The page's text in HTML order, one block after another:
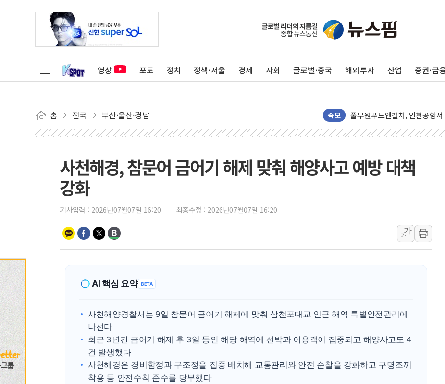
영상 포토 정치 정책·서울 경제 사회 글로벌·중국 해외투자 산업 증권·금
홈 전국 부산·울산·경남 속보
네이버, AI 투자로 숨 고르기…
카카오스타일 지그재그, '직
애경산업, 서울시 취약계층 위
중기부, 떡국·떡볶이떡 제조
[뉴스핌 이 시각 PICK] 李, 오늘
카드사 고객 유입 창구 된 '트
트럼프, '원정출산 시민권 차
트럼프 "이란전 조만간 끝날
이란, 오만과 호르무즈 해협
[민주 당권주자 일정] 송영길·
李대통령, 오늘 오후 2시 부동
사천해경, 참문어 금어기 해제 맞춰 해양사고 예방 대책
강화
기사입력 : 2026년07월07일 16:20 최종수정 : 2026년07월07일 16:20
가
가
AI 핵심 요약 BETA
사천해양경찰서는 9일 참문어 금어기 해제에 맞춰 삼천포대교 인근 해역 특별안전관리에
나선다
최근 3년간 금어기 해제 후 3일 동안 해당 해역에 선박과 이용객이 집중되고 해양사고도 4
건 발생했다
사천해경은 경비함정과 구조정을 집중 배치해 교통관리와 안전 순찰을 강화하고 구명조끼
착용 등 안전수칙 준수를 당부했다